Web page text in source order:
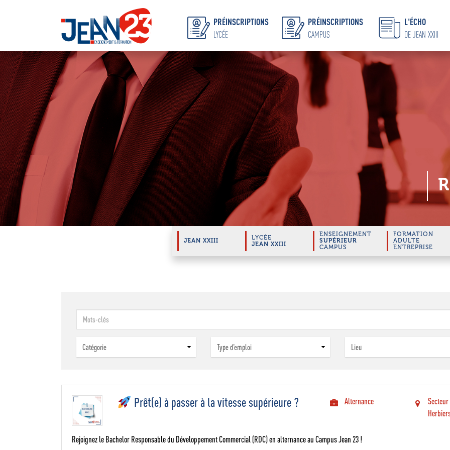
PRÉINSCRIPTIONS
LYCÉE
PRÉINSCRIPTIONS
CAMPUS
L'ÉCHO
DE JEAN XXIII
Hit enter to search or ESC to close
JEAN XXIII
LYCÉE
JEAN XXIII
ENSEIGNEMENT
SUPÉRIEUR
CAMPUS
FORMATION
ADULTE
ENTREPRISE
clés
Prêt(e) à passer à la vitesse supérieure ? Alternance
Rejoignez le Bachelor Responsable du Développement Commercial (RDC) en alternance au Campus Jean 23 !